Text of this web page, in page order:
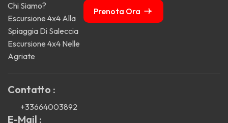
Chi Siamo?
Escursione 4x4 Alla
Spiaggia Di Saleccia
Escursione 4x4 Nelle
Agriate
Prenota Ora
Contatto :
+33664003892
E-Mail :